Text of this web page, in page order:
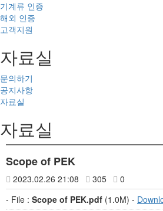
기계류 인증
해외 인증
고객지원
자료실
문의하기
공지사항
자료실
자료실
Scope of PEK
2023.02.26 21:08 305
0
- File : Scope of PEK.pdf (1.0M) -